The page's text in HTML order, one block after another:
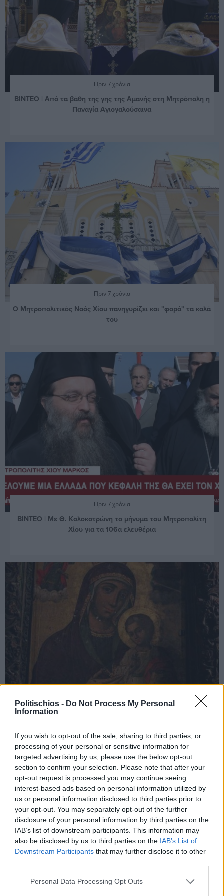
Politischios - Do Not Process My Personal
Information
If you wish to opt-out of the sale, sharing to third parties, or
processing of your personal or sensitive information for
targeted advertising by us, please use the below opt-out
section to confirm your selection. Please note that after your
opt-out request is processed you may continue seeing
interest-based ads based on personal information utilized by
us or personal information disclosed to third parties prior to
your opt-out. You may separately opt-out of the further
disclosure of your personal information by third parties on the
IAB’s list of downstream participants. This information may
also be disclosed by us to third parties on the IAB’s List of
Downstream Participants that may further disclose it to other
Personal Data Processing Opt Outs
Πριν 7 χρόνια
ΒΙΝΤΕΟ | Από τα βάθη της γης της Αμανής στη Μητρόπολη η
Παναγία Αγιογαλούσαινα
Πριν 7 χρόνια
Ο Μητροπολιτικός Ναός Χίου πανηγυρίζει και "φορά" τα καλά
του
Πριν 7 χρόνια
ΒΙΝΤΕΟ | Με Θ. Κολοκοτρώνη το μήνυμα του Μητροπολίτη
Χίου για τα 106α ελευθέρια
Μητρόπολη